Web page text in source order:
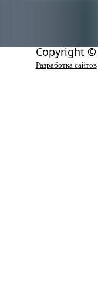
Copyright ©
Разработка сайтов